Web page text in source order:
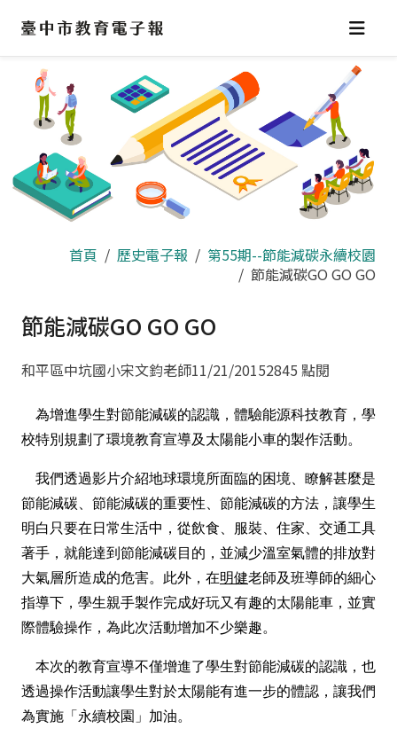
區
首頁 歷史電子報
第55期--節能減碳永續校園
節能減碳GO GO GO
節能減碳GO GO GO
和平區中坑國小宋文鈞老師11/21/20152845 點閱
為增進學生對節能減碳的認識，體驗能源科技教育，學
校特別規劃了環境教育宣導及太陽能小車的製作活動。
我們透過影片介紹地球環境所面臨的困境、瞭解甚麼是
節能減碳、節能減碳的重要性、節能減碳的方法，讓學生
明白只要在日常生活中，從飲食、服裝、住家、交通工具
著手，就能達到節能減碳目的，並減少溫室氣體的排放對
大氣層所造成的危害。此外，在明健老師及班導師的細心
指導下，學生親手製作完成好玩又有趣的太陽能車，並實
際體驗操作，為此次活動增加不少樂趣。
本次的教育宣導不僅增進了學生對節能減碳的認識，也
透過操作活動讓學生對於太陽能有進一步的體認，讓我們
為實施「永續校園」加油。